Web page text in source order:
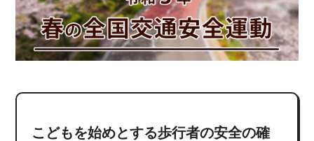
こどもを始めとする歩行者の安全の確